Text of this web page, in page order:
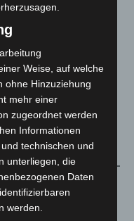
Weise, auf welche
ohne Hinzuziehung
mehr einer
zugeordnet werden
Informationen
technischen und
unterliegen, die
Daten
werden.